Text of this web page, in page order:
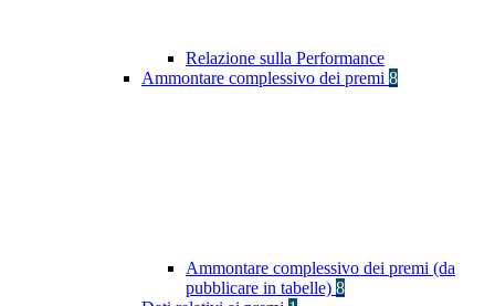
Relazione sulla Performance
Ammontare complessivo dei premi 8
Ammontare complessivo dei premi (da
pubblicare in tabelle) 8